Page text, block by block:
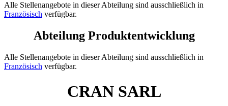
Alle Stellenangebote in dieser Abteilung sind ausschließlich in
Französisch verfügbar.
Abteilung Produktentwicklung
Alle Stellenangebote in dieser Abteilung sind ausschließlich in
Französisch verfügbar.
CRAN SARL